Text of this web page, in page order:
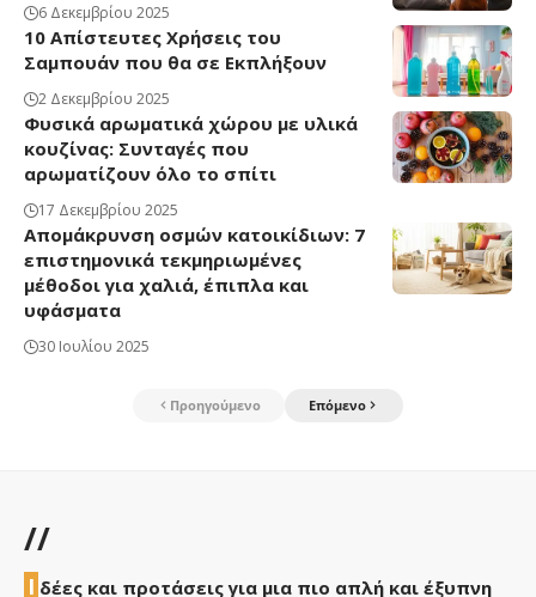
6 Δεκεμβρίου 2025
10 Απίστευτες Χρήσεις του
Σαμπουάν που θα σε Εκπλήξουν
2 Δεκεμβρίου 2025
Φυσικά αρωματικά χώρου με υλικά
κουζίνας: Συνταγές που
αρωματίζουν όλο το σπίτι
17 Δεκεμβρίου 2025
Απομάκρυνση οσμών κατοικίδιων: 7
επιστημονικά τεκμηριωμένες
μέθοδοι για χαλιά, έπιπλα και
υφάσματα
30 Ιουλίου 2025
Προηγούμενο Επόμενο
//
Ι δέες και προτάσεις για μια πιο απλή και έξυπνη